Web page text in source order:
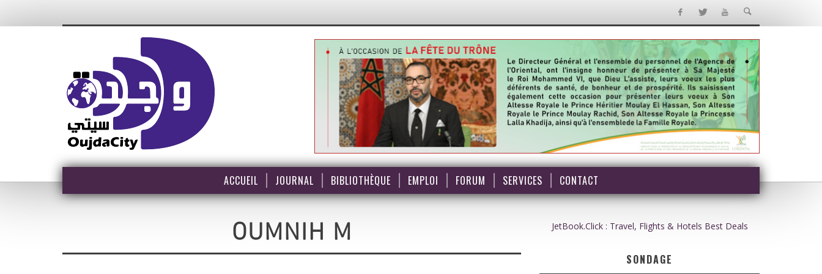
ACCUEIL JOURNAL BIBLIOTHÈQUE EMPLOI FORUM SERVICES CONTACT
OUMNIH M JetBook.Click : Travel, Flights & Hotels Best Deals
SONDAGE